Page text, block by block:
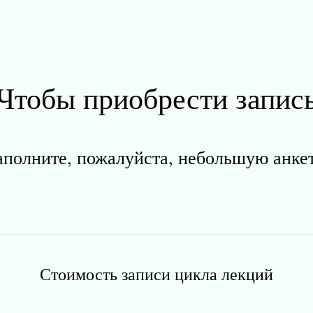
приобрести
пожалуйста, небольшую
Стоимость записи цикла лекций